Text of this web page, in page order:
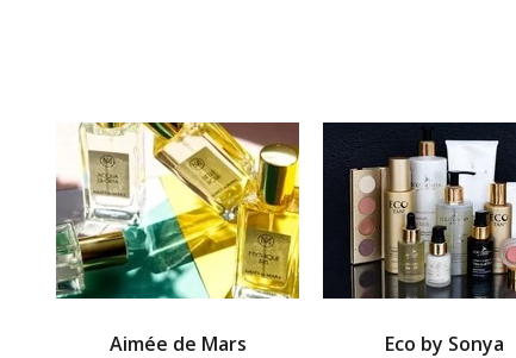
Aimée de Mars Eco by Sonya